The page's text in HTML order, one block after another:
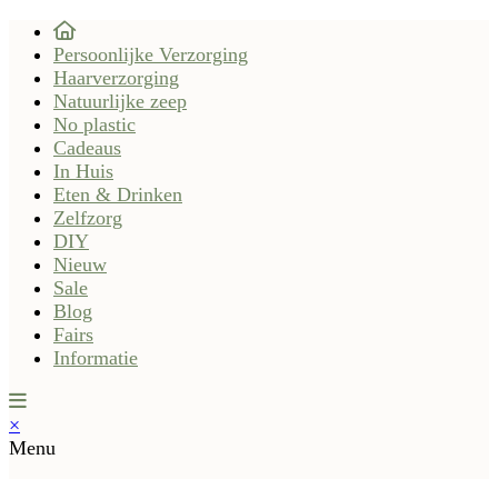
Persoonlijke Verzorging
Haarverzorging
Natuurlijke zeep
No plastic
Cadeaus
In Huis
Eten & Drinken
Zelfzorg
DIY
Nieuw
Sale
Blog
Fairs
Informatie
×
Menu